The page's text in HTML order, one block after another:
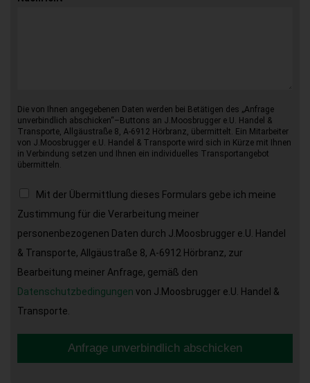
Die von Ihnen angegebenen Daten werden bei Betätigen des „Anfrage
unverbindlich abschicken“–Buttons an J.Moosbrugger e.U. Handel &
Transporte, Allgäustraße 8, A-6912 Hörbranz, übermittelt. Ein Mitarbeiter
von J.Moosbrugger e.U. Handel & Transporte wird sich in Kürze mit Ihnen
in Verbindung setzen und Ihnen ein individuelles Transportangebot
übermitteln.
Mit der Übermittlung dieses Formulars gebe ich meine
Zustimmung für die Verarbeitung meiner
personenbezogenen Daten durch J.Moosbrugger e.U. Handel
& Transporte, Allgäustraße 8, A-6912 Hörbranz, zur
Bearbeitung meiner Anfrage, gemäß den
Datenschutzbedingungen von J.Moosbrugger e.U. Handel &
Transporte.
Anfrage unverbindlich abschicken